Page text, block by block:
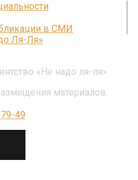
«Не надо ля-ля»
материалов:
49
в СМИ
Ля-Ля»